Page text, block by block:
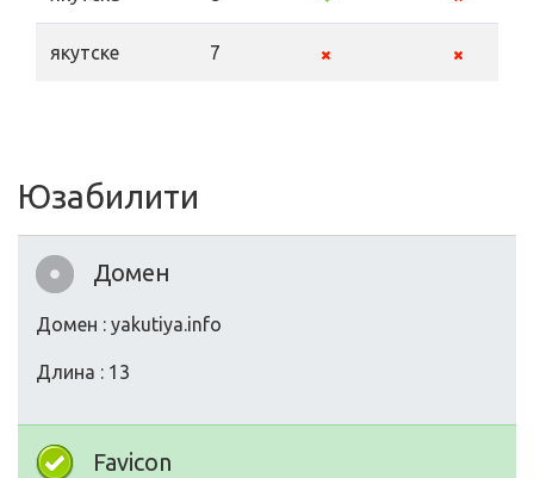
якутске 7
Юзабилити
Домен
Домен : yakutiya.info
Длина : 13
Favicon